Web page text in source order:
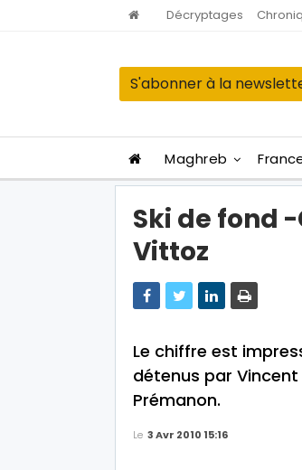
Décryptages
S'abonner à la
Maghreb
Ski de fond
Vittoz
Le chiffre est
détenus par
Prémanon.
Le 3 Avr 2010 15:16